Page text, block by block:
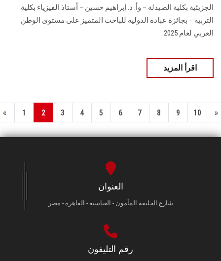
الجزيئية بكلية الصيدلة – وأ. د. إبراهيم حسين – أستاذ الفيزياء بكلية
التربية – بجائزة عبادة الدولية للباحث المتميز على مستوى الوطن
العربي لعام 2025.
اقرأ المزيد
« 1 2 3 4 5 6 7 8 9 10 »
العنوان
شارع الخليفة المأمون - العباسية - القاهرة - مصر
رقم التليفون